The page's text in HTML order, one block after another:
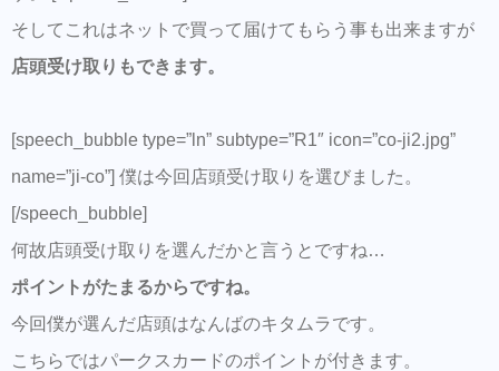
そしてこれはネットで買って届けてもらう事も出来ますが
店頭受け取りもできます。
[speech_bubble type=”ln” subtype=”R1″ icon=”co-ji2.jpg”
name=”ji-co”] 僕は今回店頭受け取りを選びました。
[/speech_bubble]
何故店頭受け取りを選んだかと言うとですね…
ポイントがたまるからですね。
今回僕が選んだ店頭はなんばのキタムラです。
こちらではパークスカードのポイントが付きます。